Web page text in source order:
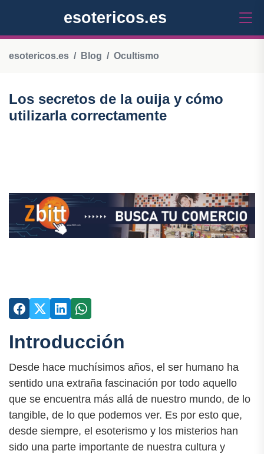
esotericos.es
esotericos.es Blog Ocultismo
Los secretos de la ouija y cómo
utilizarla correctamente
Introducción
Desde hace muchísimos años, el ser humano ha
sentido una extraña fascinación por todo aquello
que se encuentra más allá de nuestro mundo, de lo
tangible, de lo que podemos ver. Es por esto que,
desde siempre, el esoterismo y los misterios han
sido una parte importante de nuestra cultura y